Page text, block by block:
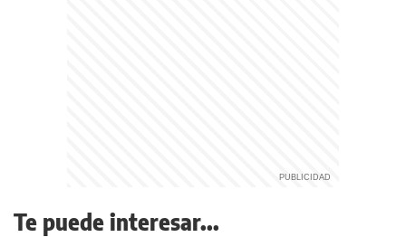
Te puede interesar...